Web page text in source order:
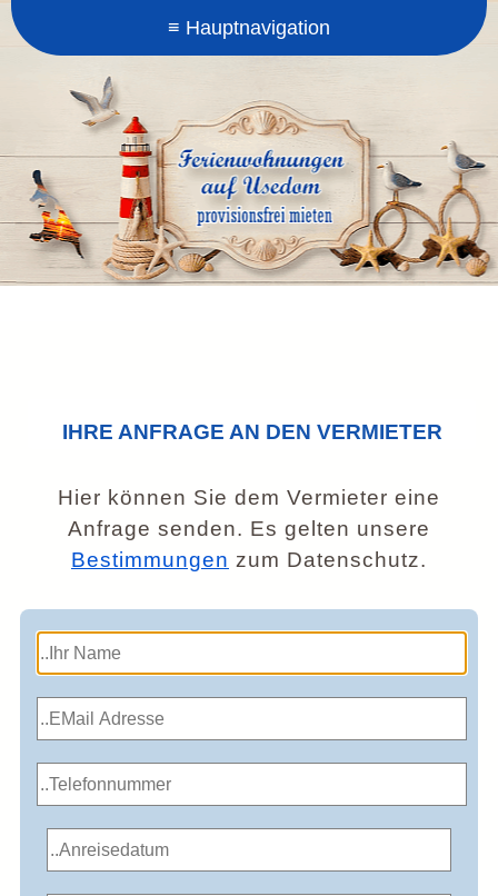
IHRE ANFRAGE AN DEN VERMIETER
Hier können Sie dem Vermieter eine
Anfrage senden. Es gelten unsere
Bestimmungen zum Datenschutz.